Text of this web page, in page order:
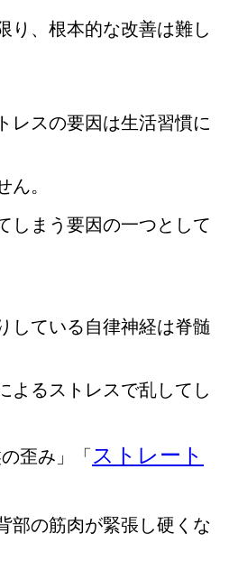
り、根本的な改善は難し
レスの要因は生活習慣に
ん。
しまう要因の一つとして
している自律神経は脊髄
よるストレスで乱してし
歪み」「 ストレート
部の筋肉が緊張し硬くな